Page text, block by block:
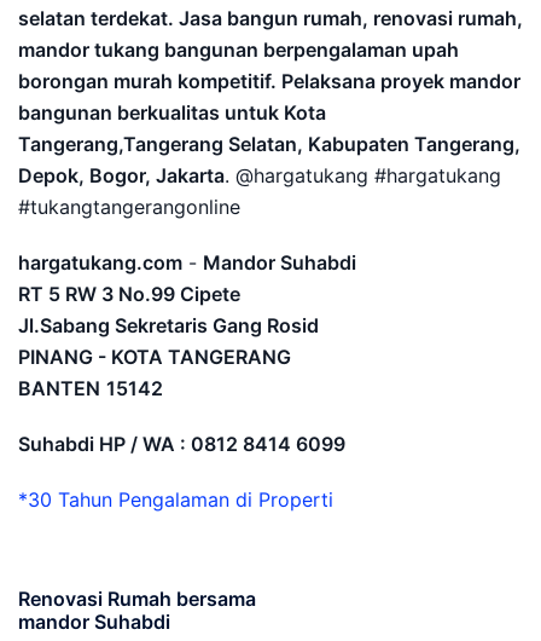
selatan terdekat. Jasa bangun rumah, renovasi rumah,
mandor tukang bangunan berpengalaman upah
borongan murah kompetitif. Pelaksana proyek mandor
bangunan berkualitas untuk Kota
Tangerang,Tangerang Selatan, Kabupaten Tangerang,
Depok, Bogor, Jakarta. @hargatukang #hargatukang
#tukangtangerangonline
hargatukang.com - Mandor Suhabdi
RT 5 RW 3 No.99 Cipete
Jl.Sabang Sekretaris Gang Rosid
PINANG - KOTA TANGERANG
BANTEN 15142
Suhabdi HP / WA : 0812 8414 6099
*30 Tahun Pengalaman di Properti
Renovasi Rumah bersama
mandor Suhabdi